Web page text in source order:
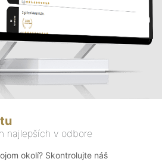
najlepších v odbore
okolí? Skontrolujte náš